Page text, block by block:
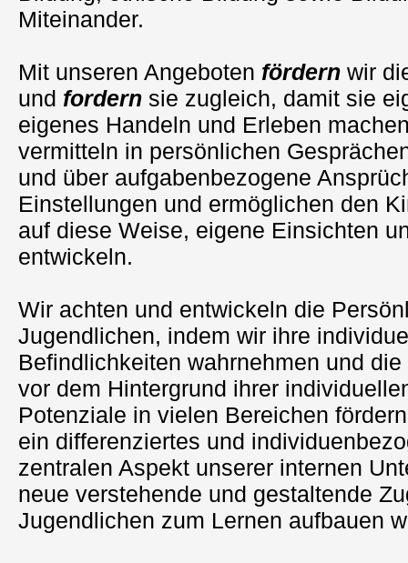
Miteinander.
Mit unseren Angeboten fördern wir
und fordern sie zugleich, damit sie
eigenes Handeln und Erleben
vermitteln in persönlichen
und über aufgabenbezogene
Einstellungen und ermöglichen den
auf diese Weise, eigene Einsichten
entwickeln.
Wir achten und entwickeln die
Jugendlichen, indem wir ihre
Befindlichkeiten wahrnehmen und
vor dem Hintergrund ihrer
Potenziale in vielen Bereichen
ein differenziertes und
zentralen Aspekt unserer internen
neue verstehende und gestaltende
Jugendlichen zum Lernen aufbauen